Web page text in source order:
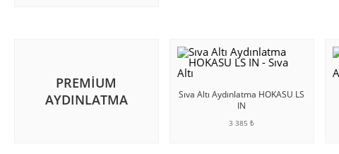
PREMIUM
AYDINLATMA
Sıva Altı Aydınlatma HOKASU LS
IN
3 385 ₺